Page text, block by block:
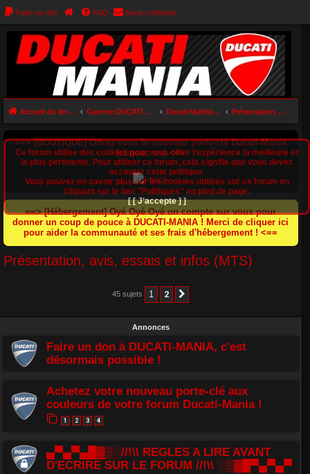
Faire un don FAQ Nous contacter
Accueil du forum Gamme DUCATI MULTISTRADA (950 / 1200 / V4) Ducati Multistrada 1200 Présentation, avis, essais et infos (MTS)
==> [BOUTIQUE] Offrez-vous le nouveau porte-clé Ducati-Mania
(cliquez ici) <==
==> [Hébergement] Oyé Oyé Oyé on compte sur vous pour
donner un coup de pouce à DUCATI-MANIA ! Merci de cliquer ici
pour aider la communauté et ses frais d'hébergement ! <==
Présentation, avis, essais et infos (MTS)
45 sujets 1 2
Annonces
Faire un don à DUCATI-MANIA, c'est
désormais possible !
Achetez votre nouveau porte-clé aux
couleurs de votre forum Ducati-Mania !
1 2 3 4
▄▀▄▀▄█▓▒░//!\\ REGLES A LIRE AVANT
D'ECRIRE SUR LE FORUM //!\\ ░▒▓█▀▄▀▄▀
Ce forum utilise des cookies pour vous offrir l‘expérience la meilleure et
la plus pertinente. Pour utiliser ce forum, cela signifie que vous devez
accepter cette politique.
Vous pouvez en savoir plus sur les cookies utilisés sur ce forum en
cliquant sur le lien "Politiques" en pied de page.
[ [ J’accepte ] ]